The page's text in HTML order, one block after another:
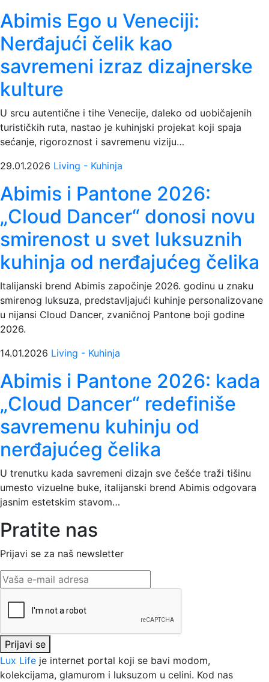
Abimis Ego u Veneciji:
Nerđajući čelik kao
savremeni izraz dizajnerske
kulture
U srcu autentične i tihe Venecije, daleko od uobičajenih
turističkih ruta, nastao je kuhinjski projekat koji spaja
sećanje, rigoroznost i savremenu viziju…
29.01.2026 Living - Kuhinja
Abimis i Pantone 2026:
„Cloud Dancer“ donosi novu
smirenost u svet luksuznih
kuhinja od nerđajućeg čelika
Italijanski brend Abimis započinje 2026. godinu u znaku
smirenog luksuza, predstavljajući kuhinje personalizovane
u nijansi Cloud Dancer, zvaničnoj Pantone boji godine
2026.
14.01.2026 Living - Kuhinja
Abimis i Pantone 2026: kada
„Cloud Dancer“ redefiniše
savremenu kuhinju od
nerđajućeg čelika
U trenutku kada savremeni dizajn sve češće traži tišinu
umesto vizuelne buke, italijanski brend Abimis odgovara
jasnim estetskim stavom…
Pratite nas
Prijavi se za naš newsletter
Prijavi se
Lux Life je internet portal koji se bavi modom,
kolekcijama, glamurom i luksuzom u celini. Kod nas